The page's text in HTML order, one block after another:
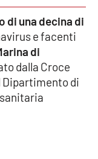
di una decina di
e facenti
di
dalla Croce
Dipartimento di